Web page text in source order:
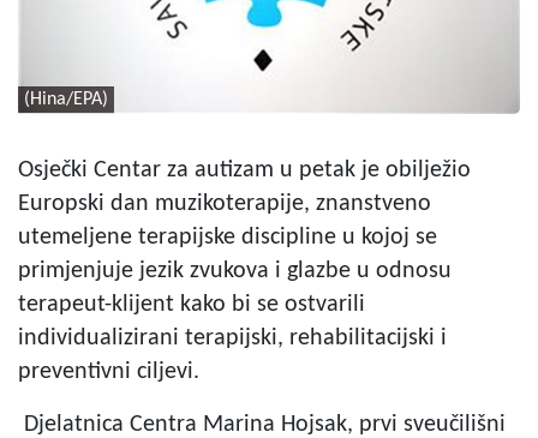
(Hina/EPA)
Osječki Centar za autizam u petak je obilježio
Europski dan muzikoterapije, znanstveno
utemeljene terapijske discipline u kojoj se
primjenjuje jezik zvukova i glazbe u odnosu
terapeut-klijent kako bi se ostvarili
individualizirani terapijski, rehabilitacijski i
preventivni ciljevi.
Djelatnica Centra Marina Hojsak, prvi sveučilišni